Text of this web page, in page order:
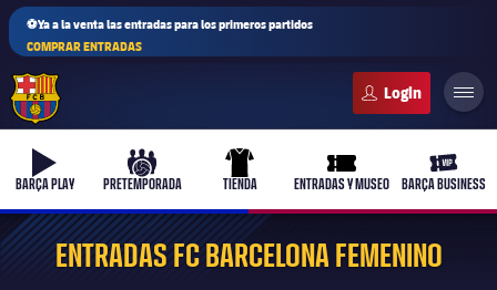
⚽Ya a la venta las entradas para los primeros partidos
COMPRAR ENTRADAS
b-play
BARÇA PLAY
culers-ball
PRETEMPORADA
uniform
TIENDA
ticket-full
ENTRADAS Y MUSEO
ticket-
BARÇA BUSINESS
ENTRADAS FC BARCELONA FEMENINO